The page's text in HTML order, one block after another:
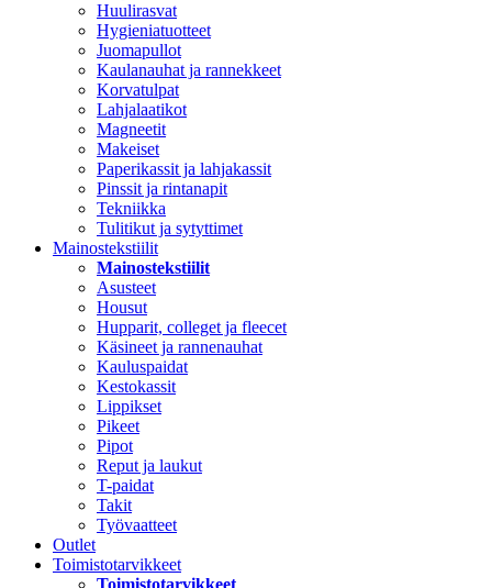
Huulirasvat
Hygieniatuotteet
Juomapullot
Kaulanauhat ja rannekkeet
Korvatulpat
Lahjalaatikot
Magneetit
Makeiset
Paperikassit ja lahjakassit
Pinssit ja rintanapit
Tekniikka
Tulitikut ja sytyttimet
Mainostekstiilit
Mainostekstiilit
Asusteet
Housut
Hupparit, colleget ja fleecet
Käsineet ja rannenauhat
Kauluspaidat
Kestokassit
Lippikset
Pikeet
Pipot
Reput ja laukut
T-paidat
Takit
Työvaatteet
Outlet
Toimistotarvikkeet
Toimistotarvikkeet